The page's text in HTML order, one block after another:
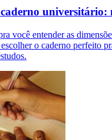
universitário:
você entender as
o caderno perfeito